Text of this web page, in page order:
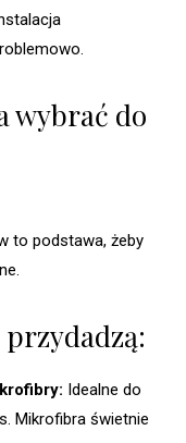
wybrać do
to podstawa, żeby
Idealne do
Mikrofibra świetnie